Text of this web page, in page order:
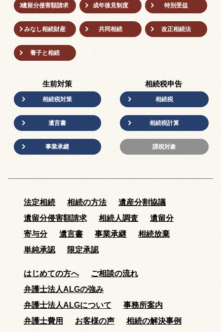
遺留分侵害額請求 成年後⾒制度 特別受益
みなし相続財産 共同相続 改正相続法
養子と相続
生前対策
相続税対策
遺言書
事業承継
相続税申告
相続税
相続税計算
課税対象
法定相続 相続の方法
遺産分割協議
遺留分侵害額請求
相続人調査
遺留分
寄与分
遺言書 事業承継
相続放棄
単純承認
限定承認
はじめての方へ
ご相談の流れ
弁護士法人ALGの強み
弁護士法人ALGについて
事務所案内
弁護士費用
お客様の声
相続の解決事例